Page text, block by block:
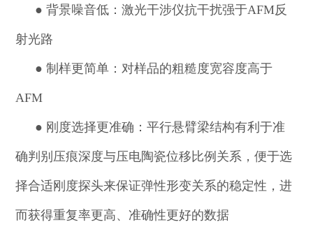
●背景噪音低：激光干涉仪抗干扰强于AFM反
射光路
●制样更简单：对样品的粗糙度宽容度高于
AFM
● 刚度选择更准确：平行悬臂梁结构有利于准
确判别压痕深度与压电陶瓷位移比例关系，便于选
择合适刚度探头来保证弹性形变关系的稳定性，进
而获得重复率更高、准确性更好的数据